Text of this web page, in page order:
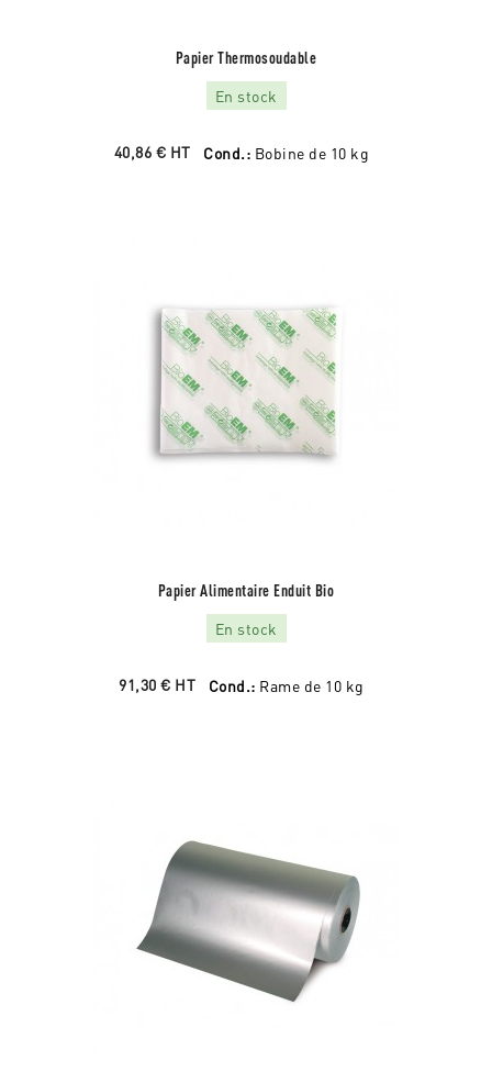
Papier Thermosoudable
En stock
40,86 € HT Cond.: Bobine de 10 kg
Papier Alimentaire Enduit Bio
En stock
91,30 € HT Cond.: Rame de 10 kg